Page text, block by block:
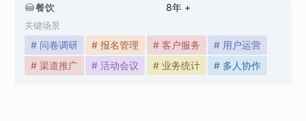
餐饮 8年 +
关键场景
# 问卷调研 # 报名管理 # 客户服务
# 用户运营
# 渠道推广
# 活动会议 # 业务统计 # 多人协作